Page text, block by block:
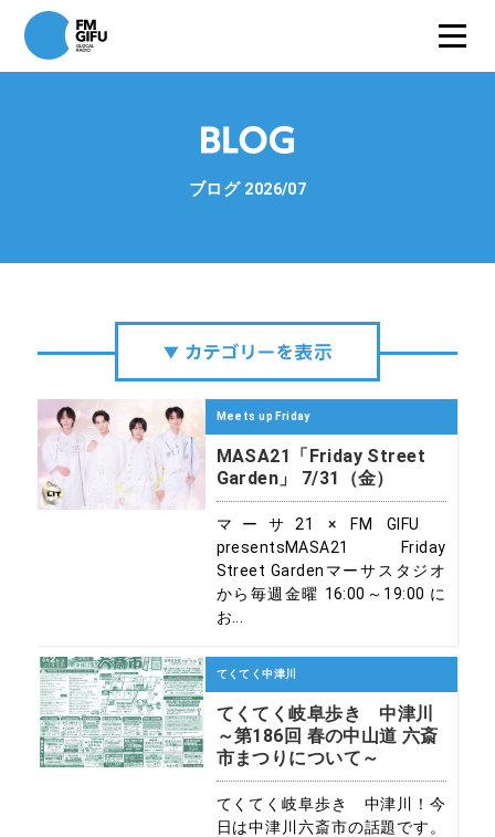
ブログ 2026/07
Meets up Friday
MASA21「Friday Street
Garden」 7/31（金）
マーサ21 × FM GIFU
presentsMASA21 Friday
Street Gardenマーサスタジオ
から毎週金曜 16:00～19:00 に
お...
てくてく中津川
てくてく岐阜歩き 中津川
～第186回 春の中山道 六斎
市まつりについて～
てくてく岐阜歩き 中津川！今
日は中津川六斎市の話題です。